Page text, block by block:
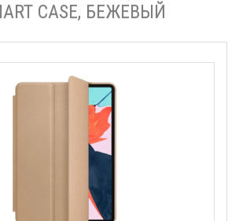
CASE, БЕЖЕВЫЙ